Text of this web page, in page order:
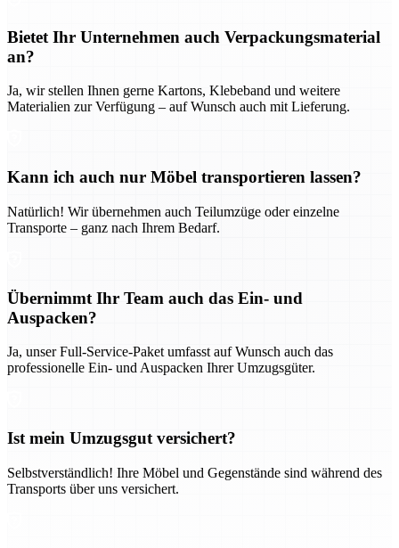
Bietet Ihr Unternehmen auch Verpackungsmaterial
an?
Ja, wir stellen Ihnen gerne Kartons, Klebeband und weitere
Materialien zur Verfügung – auf Wunsch auch mit Lieferung.
Kann ich auch nur Möbel transportieren lassen?
Natürlich! Wir übernehmen auch Teilumzüge oder einzelne
Transporte – ganz nach Ihrem Bedarf.
Übernimmt Ihr Team auch das Ein- und
Auspacken?
Ja, unser Full-Service-Paket umfasst auf Wunsch auch das
professionelle Ein- und Auspacken Ihrer Umzugsgüter.
Ist mein Umzugsgut versichert?
Selbstverständlich! Ihre Möbel und Gegenstände sind während des
Transports über uns versichert.